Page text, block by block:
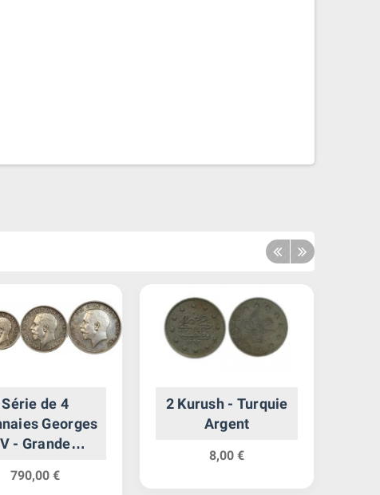
Série de 4
Georges
V - Grande
790,00 €
2 Kurush - Turquie
Argent
8,00 €